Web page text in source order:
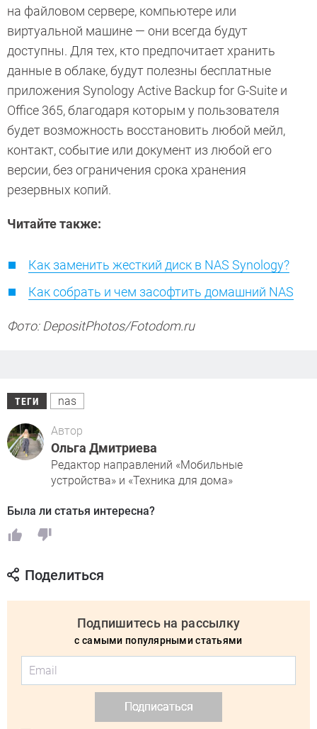
на файловом сервере, компьютере или
виртуальной машине — они всегда будут
доступны. Для тех, кто предпочитает хранить
данные в облаке, будут полезны бесплатные
приложения Synology Active Backup for G-Suite и
Office 365, благодаря которым у пользователя
будет возможность восстановить любой мейл,
контакт, событие или документ из любой его
версии, без ограничения срока хранения
резервных копий.
Читайте также:
Как заменить жесткий диск в NAS Synology?
Как собрать и чем засофтить домашний NAS
Фото: DepositPhotos/Fotodom.ru
ТЕГИ nas
Автор
Ольга Дмитриева
Редактор направлений «Мобильные
устройства» и «Техника для дома»
Была ли статья интересна?
Поделиться
Подпишитесь на рассылку
с самыми популярными статьями
Подписаться